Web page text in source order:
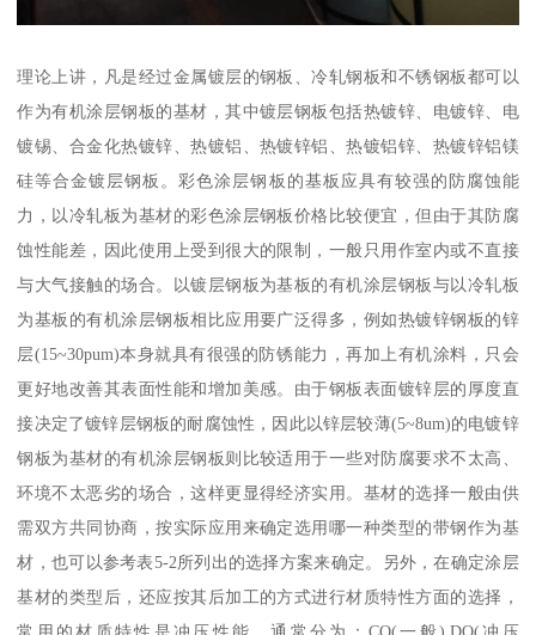
理论上讲，凡是经过金属镀层的钢板、冷轧钢板和不锈钢板都可以
作为有机涂层钢板的基材，其中镀层钢板包括热镀锌、电镀锌、电
镀锡、合金化热镀锌、热镀铝、热镀锌铝、热镀铝锌、热镀锌铝镁
硅等合金镀层钢板。彩色涂层钢板的基板应具有较强的防腐蚀能
力，以冷轧板为基材的彩色涂层钢板价格比较便宜，但由于其防腐
蚀性能差，因此使用上受到很大的限制，一般只用作室内或不直接
与大气接触的场合。以镀层钢板为基板的有机涂层钢板与以冷轧板
为基板的有机涂层钢板相比应用要广泛得多，例如热镀锌钢板的锌
层(15~30pum)本身就具有很强的防锈能力，再加上有机涂料，只会
更好地改善其表面性能和增加美感。由于钢板表面镀锌层的厚度直
接决定了镀锌层钢板的耐腐蚀性，因此以锌层较薄(5~8um)的电镀锌
钢板为基材的有机涂层钢板则比较适用于一些对防腐要求不太高、
环境不太恶劣的场合，这样更显得经济实用。基材的选择一般由供
需双方共同协商，按实际应用来确定选用哪一种类型的带钢作为基
材，也可以参考表5-2所列出的选择方案来确定。另外，在确定涂层
基材的类型后，还应按其后加工的方式进行材质特性方面的选择，
常用的材质特性是冲压性能，通常分为：CQ(一般),DQ(冲压